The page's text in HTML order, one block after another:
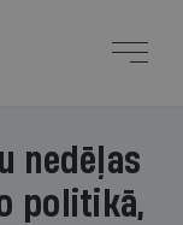
nedēļas
politikā,